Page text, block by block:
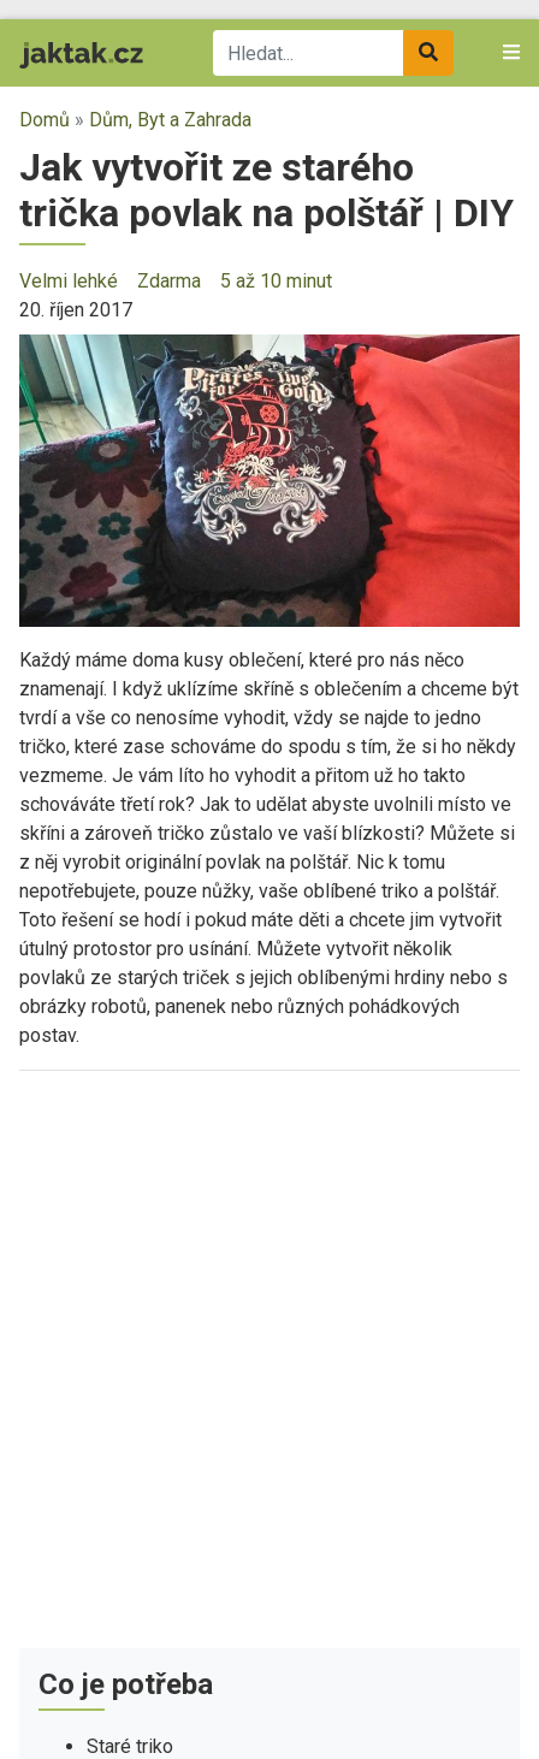
Domů » Dům, Byt a Zahrada
Jak vytvořit ze starého
trička povlak na polštář | DIY
Velmi lehké Zdarma
5 až 10 minut
20. říjen 2017
Každý máme doma kusy oblečení, které pro nás něco
znamenají. I když uklízíme skříně s oblečením a chceme být
tvrdí a vše co nenosíme vyhodit, vždy se najde to jedno
tričko, které zase schováme do spodu s tím, že si ho někdy
vezmeme. Je vám líto ho vyhodit a přitom už ho takto
schováváte třetí rok? Jak to udělat abyste uvolnili místo ve
skříni a zároveň tričko zůstalo ve vaší blízkosti? Můžete si
z něj vyrobit originální povlak na polštář. Nic k tomu
nepotřebujete, pouze nůžky, vaše oblíbené triko a polštář.
Toto řešení se hodí i pokud máte děti a chcete jim vytvořit
útulný protostor pro usínání. Můžete vytvořit několik
povlaků ze starých triček s jejich oblíbenými hrdiny nebo s
obrázky robotů, panenek nebo různých pohádkových
postav.
Co je potřeba
Staré triko